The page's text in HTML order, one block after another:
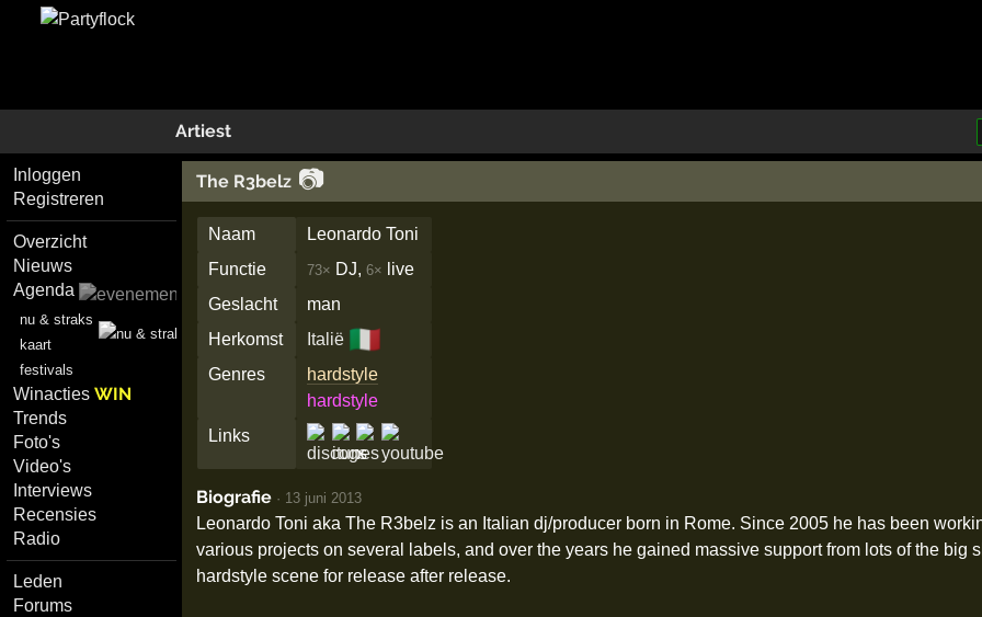
Artiest
Inloggen
Registreren
Overzicht
Nieuws
Agenda
nu & straks
kaart
festivals
WinactiesWIN
Trends
Foto's
Video's
Interviews
Recensies
Radio
Leden
Forums
The R3belz 📷
Naam
Leonardo Toni
Functie
73× DJ,6×
live
Geslacht
man
Herkomst
Italië 🇮🇹
Genres
hardstyle
hardstyle
Links
Biografie · 13 juni 2013
Leonardo Toni aka The R3belz is an Italian dj/producer born in Rome. Since 2005 he has been
various projects on several labels, and over the years he gained massive support from lots of the big
hardstyle scene for release after release.